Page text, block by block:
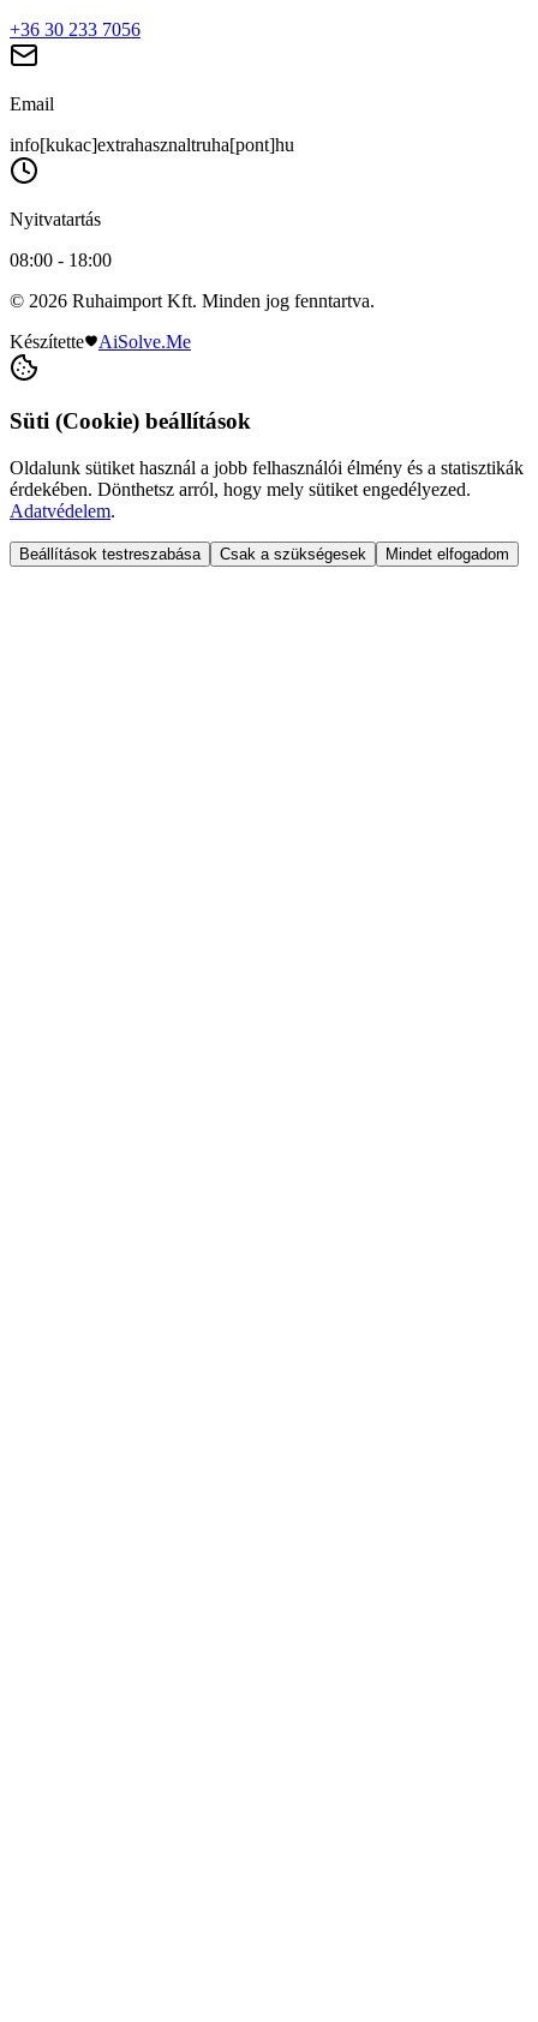
+36 30 233 7056
Email
info[kukac]extrahasznaltruha[pont]hu
Nyitvatartás
08:00 - 18:00
© 2026 Ruhaimport Kft. Minden jog fenntartva.
Készítette
AiSolve.Me
Süti (Cookie) beállítások
Oldalunk sütiket használ a jobb felhasználói élmény és a statisztikák
érdekében. Dönthetsz arról, hogy mely sütiket engedélyezed.
Adatvédelem.
Beállítások testreszabása Csak a szükségesek Mindet elfogadom